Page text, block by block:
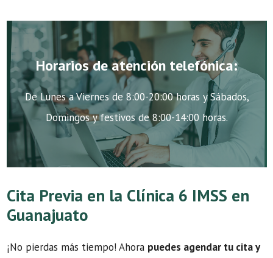
Horarios de atención telefónica:
De Lunes a Viernes de 8:00-20:00 horas y Sábados,
Domingos y festivos de 8:00-14:00 horas.
Cita Previa en la Clínica 6 IMSS en
Guanajuato
¡No pierdas más tiempo! Ahora puedes agendar tu cita y